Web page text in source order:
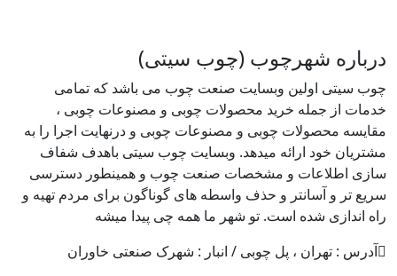
درباره شهرچوب (چوب سیتی)
چوب سیتی اولین وبسایت صنعت چوب می باشد که تمامی
خدمات از جمله خرید محصولات چوبی و مصنوعات چوبی ،
مقایسه محصولات چوبی و مصنوعات چوبی و درنهایت اجرا را به
مشتریان خود ارائه میدهد. وبسایت چوب سیتی باهدف شفاف
سازی اطلاعات و مشخصات صنعت چوب و همینطور دسترسی
سریع تر و آسانتر و حذف واسطه های گوناگون برای مردم تهیه و
راه اندازی شده است. تو شهر ما همه چی پیدا میشه
آدرس : تهران ، پل چوبی / انبار : شهرک صنعتی خاوران